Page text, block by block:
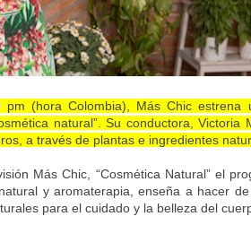
(hora Colombia), Más Chic estrena
natural”. Su conductora, Victoria
a través de plantas e ingredientes
Más Chic, “Cosmética Natural” el
y aromaterapia, enseña a hacer
para el cuidado y la belleza del